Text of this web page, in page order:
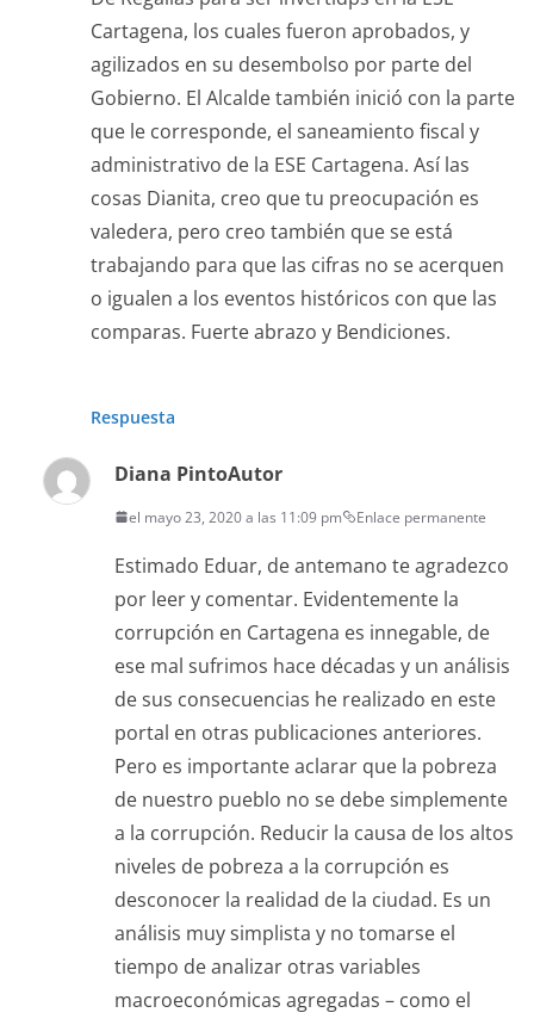
Cartagena, los cuales fueron aprobados, y
agilizados en su desembolso por parte del
Gobierno. El Alcalde también inició con la parte
que le corresponde, el saneamiento fiscal y
administrativo de la ESE Cartagena. Así las
cosas Dianita, creo que tu preocupación es
valedera, pero creo también que se está
trabajando para que las cifras no se acerquen
o igualen a los eventos históricos con que las
comparas. Fuerte abrazo y Bendiciones.
Respuesta
Diana PintoAutor
el mayo 23, 2020 a las 11:09 pm Enlace permanente
Estimado Eduar, de antemano te agradezco
por leer y comentar. Evidentemente la
corrupción en Cartagena es innegable, de
ese mal sufrimos hace décadas y un análisis
de sus consecuencias he realizado en este
portal en otras publicaciones anteriores.
Pero es importante aclarar que la pobreza
de nuestro pueblo no se debe simplemente
a la corrupción. Reducir la causa de los altos
niveles de pobreza a la corrupción es
desconocer la realidad de la ciudad. Es un
análisis muy simplista y no tomarse el
tiempo de analizar otras variables
macroeconómicas agregadas – como el